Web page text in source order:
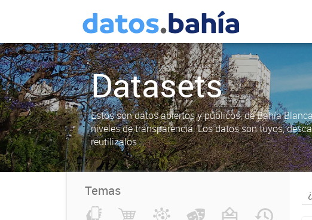
Datasets
Estos son datos abiertos y públicos, de Bahía
niveles de transparencia. Los datos son tuyos,
reutilizalos.
Temas